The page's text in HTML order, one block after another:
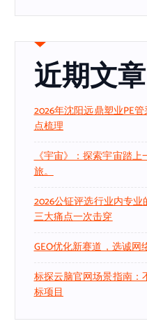
近期文章
2026年沈阳远鼎塑业PE
点梳理
《宇宙》：探索宇宙踏
旅。
2026公钲评选行业内专
三大痛点一次击穿
GEO优化新赛道，选诚
标探云脑官网场景指南：
标项目